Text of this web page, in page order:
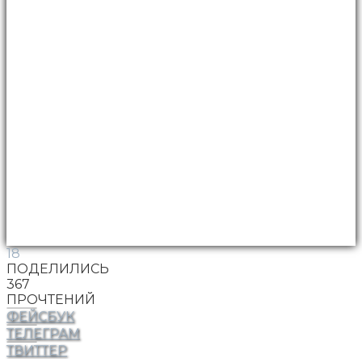
18
ПОДЕЛИЛИСЬ
367
ПРОЧТЕНИЙ
ФЕЙСБУК
ТЕЛЕГРАМ
ТВИТТЕР